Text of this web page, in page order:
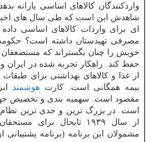
واردكنندگان كالاهای اساسی یارانه
شاهدش این است كه طی سال های اخیر ده
ای برای واردات كالاهای اساسی
مصرفی تهیدستان داشته است؟
خویش را چنان بگستراند كه
حفظ كند. راهكار تجربه شده در
از غذا و كالاهای بهداشتی برای طبقات
بیمه همگانی است. كارت هوشمند
مقصود است. سهمیه بندی و تخصیص
است. در بزرگ ترین و جدی ترین نظام
از سال ۱۹۳۹ تابحال برای